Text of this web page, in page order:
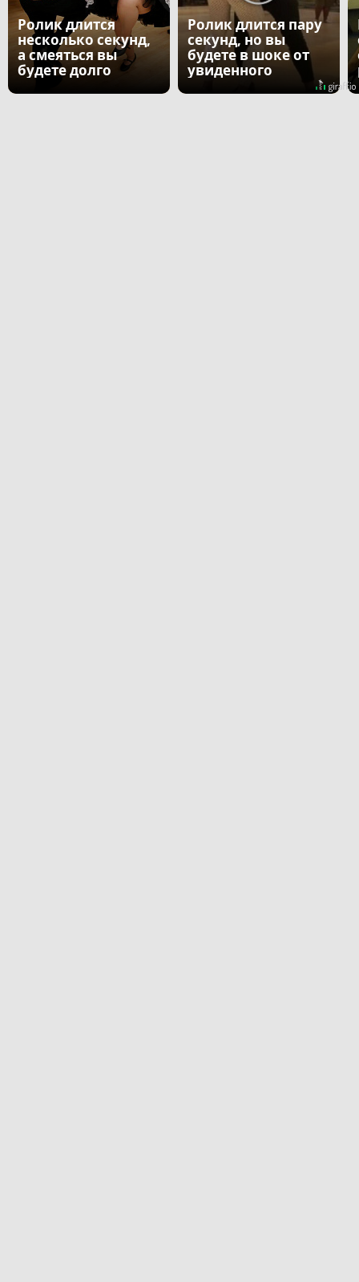
Ролик длится
несколько секунд,
а смеяться вы
будете долго
Ролик длится пару
секунд, но вы
будете в шоке от
увиденного